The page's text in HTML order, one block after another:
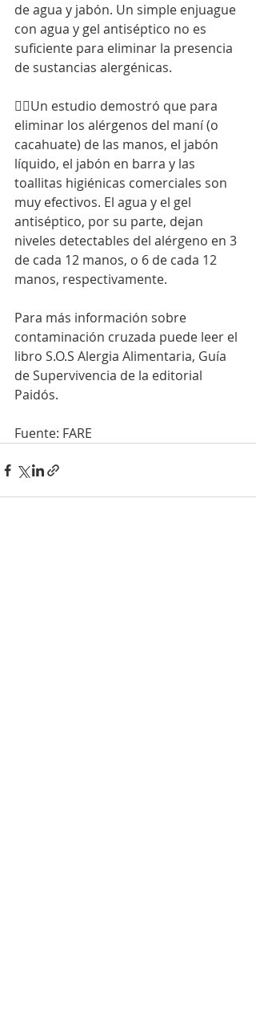
de agua y jabón. Un simple enjuague
con agua y gel antiséptico no es
suficiente para eliminar la presencia
de sustancias alergénicas.
👉🏻Un estudio demostró que para
eliminar los alérgenos del maní (o
cacahuate) de las manos, el jabón
líquido, el jabón en barra y las
toallitas higiénicas comerciales son
muy efectivos. El agua y el gel
antiséptico, por su parte, dejan
niveles detectables del alérgeno en 3
de cada 12 manos, o 6 de cada 12
manos, respectivamente.
Para más información sobre
contaminación cruzada puede leer el
libro S.O.S Alergia Alimentaria, Guía
de Supervivencia de la editorial
Paidós.
Fuente: FARE